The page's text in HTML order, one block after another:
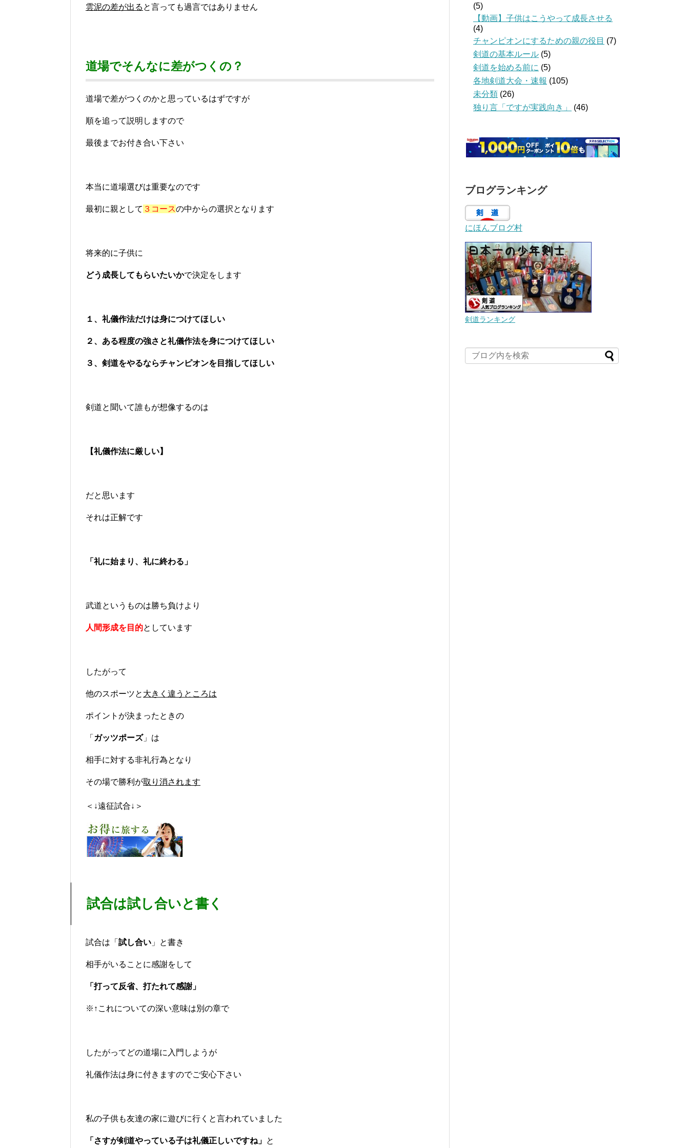
雲泥の差が出る と言っても過言ではありません
道場でそんなに差がつくの？
道場で差がつくのかと思っているはずですが
順を追って説明しますので
最後までお付き合い下さい
本当に道場選びは重要なのです
最初に親として ３コースの中からの選択となります
将来的に子供に
どう成長してもらいたいかで決定をします
１、礼儀作法だけは身につけてほしい
２、ある程度の強さと礼儀作法を身につけてほしい
３、剣道をやるならチャンピオンを目指してほしい
剣道と聞いて誰もが想像するのは
【礼儀作法に厳しい】
だと思います
それは正解です
「礼に始まり、礼に終わる」
武道というものは勝ち負けより
人間形成を目的としています
したがって
他のスポーツと 大きく違うところは
ポイントが決まったときの
「 ガッツポーズ」は
相手に対する非礼行為となり
その場で勝利が取り消されます
＜↓遠征試合↓＞
試合は試し合いと書く
試合は「 試し合い 」と書き
相手がいることに感謝をして
「打って反省、打たれて感謝」
※↑これについての深い意味は別の章で
したがってどの道場に入門しようが
礼儀作法は身に付きますのでご安心下さい
私の子供も友達の家に遊びに行くと言われていました
「さすが剣道やっている子は礼儀正しいですね」 と
(5)
【動画】子供はこうやって成長させる
(4)
チャンピオンにするための親の役目 (7)
剣道の基本ルール (5)
剣道を始める前に (5)
各地剣道大会・速報 (105)
未分類 (26)
独り言「ですが実践向き」
(46)
ブログランキング
にほんブログ村
剣道ランキング